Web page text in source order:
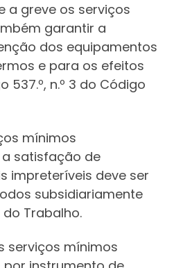
a greve os serviços
garantir a
dos equipamentos
e para os efeitos
n.º 3 do Código
mínimos
satisfação de
impreteríveis deve ser
subsidiariamente
Trabalho.
serviços mínimos